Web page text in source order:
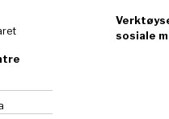
sosiale